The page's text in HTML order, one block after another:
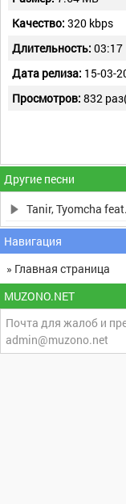
Качество: 320 kbps
Длительность: 03:17
Дата релиза: 15-03-
Просмотров: 832
Другие песни
Tanir, Tyomcha
Навигация
» Главная страница
MUZONO.NET
Почта для жалоб и
admin@muzono.net